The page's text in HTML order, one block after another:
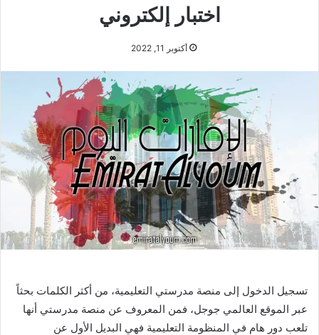
اختبار إلكتروني
أكتوبر 11, 2022
تسجيل الدخول إلى منصة مدرستي التعليمية، من أكثر الكلمات بحثاً
عبر الموقع العالمي جوجل، فمن المعروف عن منصة مدرستي أنها
تلعب دور هام في المنظومة التعليمية فهي البديل اﻷول عن